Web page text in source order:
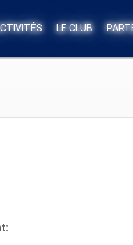
LE CLUB